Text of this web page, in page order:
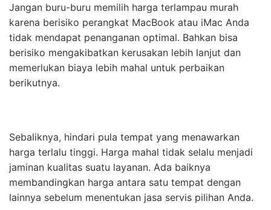
Jangan buru-buru memilih harga terlampau murah
karena berisiko perangkat MacBook atau iMac Anda
tidak mendapat penanganan optimal. Bahkan bisa
berisiko mengakibatkan kerusakan lebih lanjut dan
memerlukan biaya lebih mahal untuk perbaikan
berikutnya.
Sebaliknya, hindari pula tempat yang menawarkan
harga terlalu tinggi. Harga mahal tidak selalu menjadi
jaminan kualitas suatu layanan. Ada baiknya
membandingkan harga antara satu tempat dengan
lainnya sebelum menentukan jasa servis pilihan Anda.